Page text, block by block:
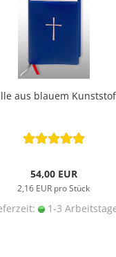
aus blauem
54,00 EUR
2,16 EUR pro Stück
1-3